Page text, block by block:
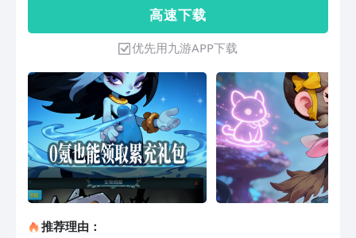
高 速 下 载
优先用九游APP下载
推荐理由：